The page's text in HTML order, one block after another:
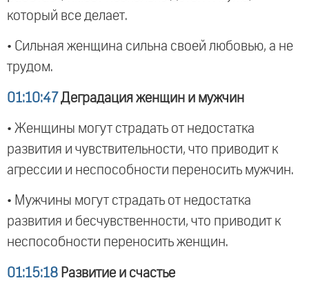
который все делает.
• Сильная женщина сильна своей любовью, а не
трудом.
01:10:47 Деградация женщин и мужчин
• Женщины могут страдать от недостатка
развития и чувствительности, что приводит к
агрессии и неспособности переносить мужчин.
• Мужчины могут страдать от недостатка
развития и бесчувственности, что приводит к
неспособности переносить женщин.
01:15:18 Развитие и счастье